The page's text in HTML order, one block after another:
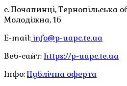
с. Почапинці, Тернопільська
Молодіжна, 1б
E-mail: info@p-uapc.te.ua
Веб-сайт: https://p-uapc.te.ua
Інфо:Публічна оферта